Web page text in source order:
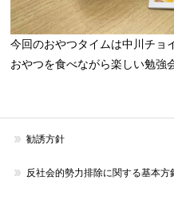
今回のおやつタイムは中川チョ
おやつを食べながら楽しい勉強
勧誘方針
反社会的勢力排除に関する基本方